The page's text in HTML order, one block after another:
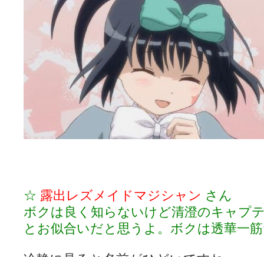
☆ 露出レズメイドマジシャン さん
ボクは良く知らないけど清澄のキャプ
とお似合いだと思うよ。ボクは透華一